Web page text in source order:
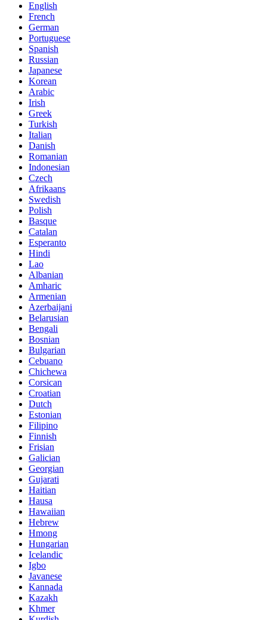
English
French
German
Portuguese
Spanish
Russian
Japanese
Korean
Arabic
Irish
Greek
Turkish
Italian
Danish
Romanian
Indonesian
Czech
Afrikaans
Swedish
Polish
Basque
Catalan
Esperanto
Hindi
Lao
Albanian
Amharic
Armenian
Azerbaijani
Belarusian
Bengali
Bosnian
Bulgarian
Cebuano
Chichewa
Corsican
Croatian
Dutch
Estonian
Filipino
Finnish
Frisian
Galician
Georgian
Gujarati
Haitian
Hausa
Hawaiian
Hebrew
Hmong
Hungarian
Icelandic
Igbo
Javanese
Kannada
Kazakh
Khmer